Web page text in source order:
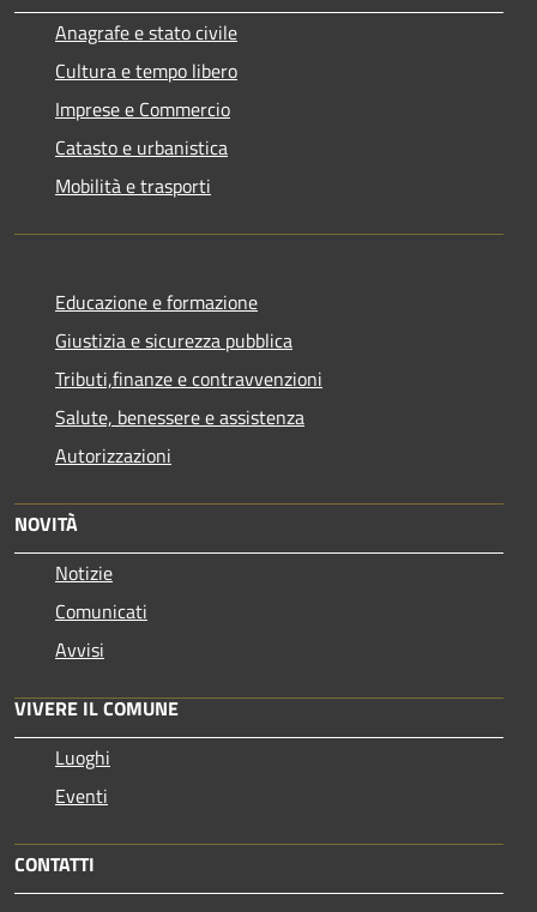
Anagrafe e stato civile
Cultura e tempo libero
Imprese e Commercio
Catasto e urbanistica
Mobilità e trasporti
Educazione e formazione
Giustizia e sicurezza pubblica
Tributi,finanze e contravvenzioni
Salute, benessere e assistenza
Autorizzazioni
NOVITÀ
Notizie
Comunicati
Avvisi
VIVERE IL COMUNE
Luoghi
Eventi
CONTATTI